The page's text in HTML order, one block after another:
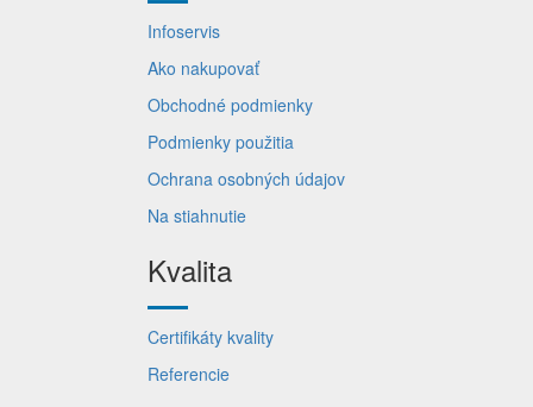
Infoservis
Ako nakupovať
Obchodné podmienky
Podmienky použitia
Ochrana osobných údajov
Na stiahnutie
Kvalita
Certifikáty kvality
Referencie